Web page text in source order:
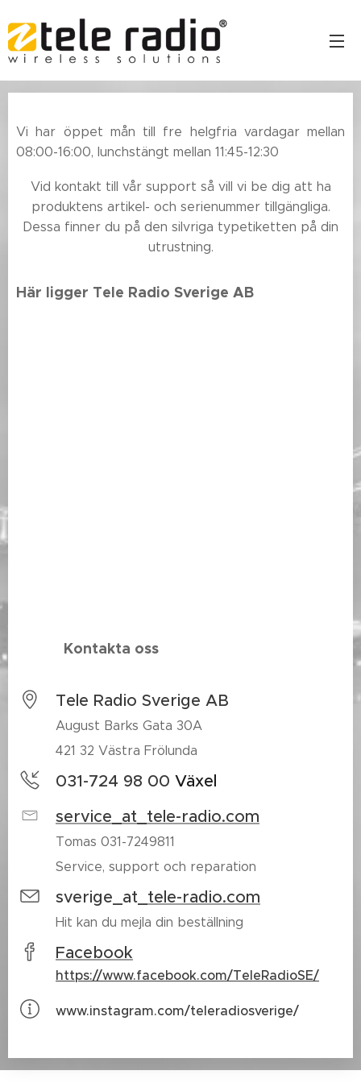
Vi har öppet mån till fre helgfria vardagar mellan
08:00-16:00, lunchstängt mellan 11:45-12:30
Vid kontakt till vår support så vill vi be dig att ha
produktens artikel- och serienummer tillgängliga.
Dessa finner du på den silvriga typetiketten på din
utrustning.
Här ligger Tele Radio Sverige AB
Kontakta oss
Tele Radio Sverige AB
August Barks Gata 30A
421 32 Västra Frölunda
031-724 98 00 Växel
service_at_tele-radio.com
Tomas 031-7249811
Service, support och reparation
sverige_at_ tele-radio.com
Hit kan du mejla din beställning
Facebook
https://www.facebook.com/TeleRadioSE/
www.instagram.com/teleradiosverige/